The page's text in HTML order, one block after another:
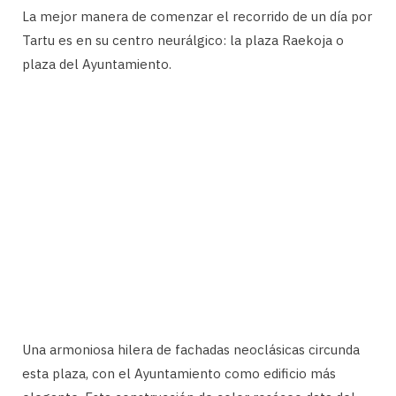
La mejor manera de comenzar el recorrido de un día por
Tartu es en su centro neurálgico: la plaza Raekoja o
plaza del Ayuntamiento.
Una armoniosa hilera de fachadas neoclásicas circunda
esta plaza, con el Ayuntamiento como edificio más